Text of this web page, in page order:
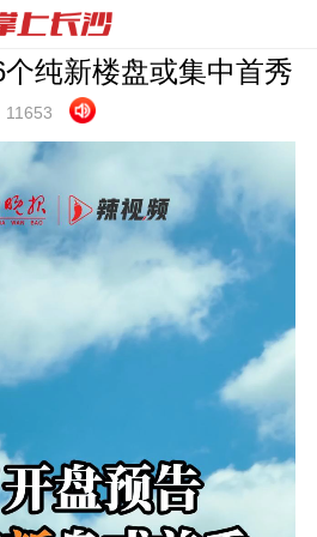
纯新楼盘或集中首秀
11653